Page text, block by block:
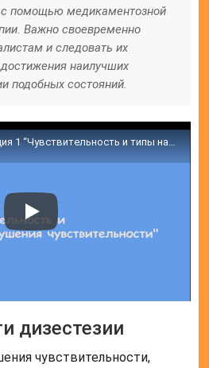
помощью медикаментозной
Важно своевременно
и следовать их
наилучших
подобных состояний.
Общая неврология. Лекция 1 “Чувствительность и типы нарушения чувствительности”
дизестезии
чувствительности,